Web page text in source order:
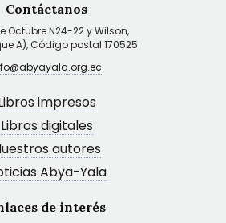
Contáctanos
Octubre N24-22 y Wilson,
A), Código postal 170525
impresos
Libros digitales
autores
Abya-Yala
de interés